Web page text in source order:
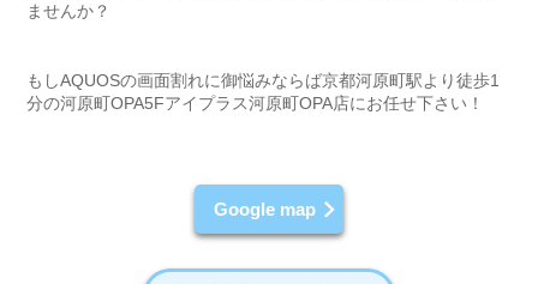
ませんか？
もしAQUOSの画面割れに御悩みならば京都河原町駅より徒歩1
分の河原町OPA5Fアイプラス河原町OPA店にお任せ下さい！
Google map